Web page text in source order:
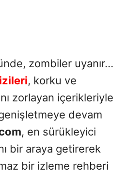
zombiler uyanır…
, korku ve
zorlayan içerikleriyle
devam
, en sürükleyici
bir araya getirerek
bir izleme rehberi